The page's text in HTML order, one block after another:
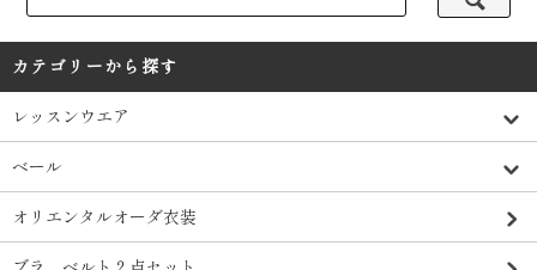
カテゴリーから探す
レッスンウエア
ベール
オリエンタルオーダ衣装